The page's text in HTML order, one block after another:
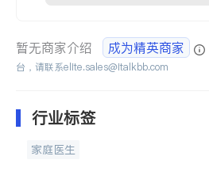
暂无商家介绍 成为精英商家
台，请联系elite.sales@italkbb.com
行业标签
家庭医生